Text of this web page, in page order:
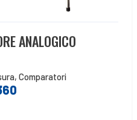
ANALOGICO
, Comparatori